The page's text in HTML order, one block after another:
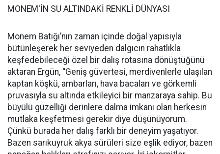
MONEM'İN SU ALTINDAKİ RENKLİ DÜNYASI
Monem Batığı’nın zaman içinde doğal yapısıyla
bütünleşerek her seviyeden dalgıcın rahatlıkla
keşfedebileceği özel bir dalış rotasına dönüştüğünü
aktaran Ergün, “Geniş güvertesi, merdivenlerle ulaşılan
kaptan köşkü, ambarları, hava bacaları ve görkemli
pruvasıyla su altında etkileyici bir manzaraya sahip. Bu
büyülü güzelliği derinlere dalma imkanı olan herkesin
mutlaka keşfetmesi gerekir diye düşünüyorum.
Çünkü burada her dalış farklı bir deneyim yaşatıyor.
Bazen sarıkuyruk akya sürüleri size eşlik ediyor, bazen